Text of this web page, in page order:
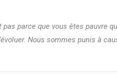
parce que vous êtes pauvre
Nous sommes punis à